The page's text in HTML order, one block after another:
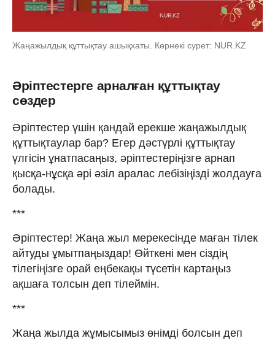
Жаңажылдық құттықтау ашықхаты. Көрнекі сурет: NUR.KZ
Әріптестерге арналған құттықтау
сөздер
Әріптестер үшін қандай ерекше жаңажылдық
құттықтаулар бар? Егер дәстүрлі құттықтау
үлгісін ұнатпасаңыз, әріптестеріңізге арнап
қысқа-нұсқа әрі әзіл аралас лебізіңізді жолдауға
болады.
***
Әріптестер! Жаңа жыл мерекесінде маған тілек
айтуды ұмытпаңыздар! Өйткені мен сіздің
тілегіңізге орай еңбекақы түсетін картаңыз
ақшаға толсын деп тілеймін.
***
Жаңа жылда жұмысымыз өнімді болсын деп